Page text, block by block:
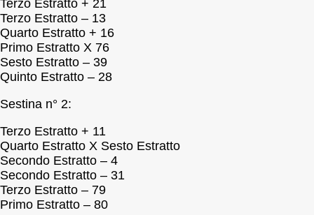
Terzo Estratto + 21
Terzo Estratto – 13
Quarto Estratto + 16
Primo Estratto X 76
Sesto Estratto – 39
Quinto Estratto – 28
Sestina n° 2:
Terzo Estratto + 11
Quarto Estratto X Sesto Estratto
Secondo Estratto – 4
Secondo Estratto – 31
Terzo Estratto – 79
Primo Estratto – 80